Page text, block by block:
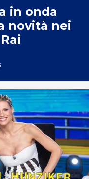
in onda
novità nei